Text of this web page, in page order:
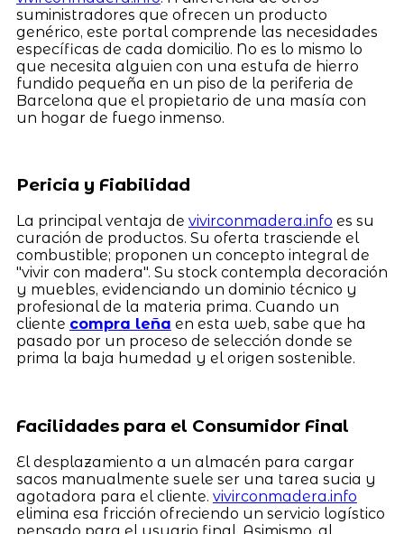
suministradores que ofrecen un producto
genérico, este portal comprende las necesidades
específicas de cada domicilio. No es lo mismo lo
que necesita alguien con una estufa de hierro
fundido pequeña en un piso de la periferia de
Barcelona que el propietario de una masía con
un hogar de fuego inmenso.
Pericia y Fiabilidad
La principal ventaja de vivirconmadera.info es su
curación de productos. Su oferta trasciende el
combustible; proponen un concepto integral de
"vivir con madera". Su stock contempla decoración
y muebles, evidenciando un dominio técnico y
profesional de la materia prima. Cuando un
cliente compra leña en esta web, sabe que ha
pasado por un proceso de selección donde se
prima la baja humedad y el origen sostenible.
Facilidades para el Consumidor Final
El desplazamiento a un almacén para cargar
sacos manualmente suele ser una tarea sucia y
agotadora para el cliente. vivirconmadera.info
elimina esa fricción ofreciendo un servicio logístico
pensado para el usuario final. Asimismo, al